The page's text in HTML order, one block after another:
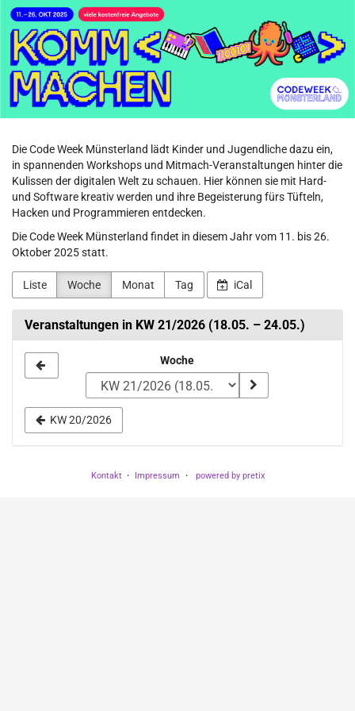
Zum
Haupt-
Inhalt
springen
Code
Week
Münsterland
Die Code Week Münsterland lädt Kinder und Jugendliche dazu ein,
in spannenden Workshops und Mitmach-Veranstaltungen hinter die
Kulissen der digitalen Welt zu schauen. Hier können sie mit Hard-
und Software kreativ werden und ihre Begeisterung fürs Tüfteln,
Hacken und Programmieren entdecken.
Die Code Week Münsterland findet in diesem Jahr vom 11. bis 26.
Oktober 2025 statt.
Liste Woche Monat Tag iCal
Veranstaltungen in KW 21/2026 (18.05. – 24.05.)
zur
Anzeige
auswählen
Woche
KW 20/2026
Kontakt Impressum powered by pretix